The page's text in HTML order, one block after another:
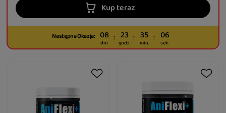
Kup teraz
Następna Okazja:
dni
08
godz.
23
min.
35
sek.
06